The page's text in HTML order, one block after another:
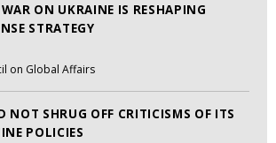
ON UKRAINE IS RESHAPING
STRATEGY
on Global Affairs
NOT SHRUG OFF CRITICISMS OF ITS
POLICIES